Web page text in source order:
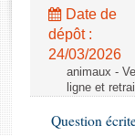
Rapports
Rapports sur
Baromètre de
Dossiers
Date de
dépôt :
24/03/2026
animaux -
ligne et
Question